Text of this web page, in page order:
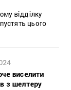
відділку
цього
виселити
з шелтеру